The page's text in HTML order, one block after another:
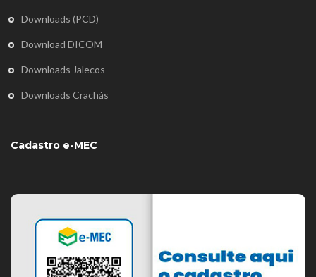
Downloads (PCD)
Download DICOM
Downloads Jalecos
Downloads Crachás
Cadastro e-MEC